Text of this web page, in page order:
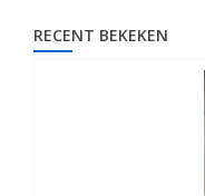
RECENT BEKEKEN